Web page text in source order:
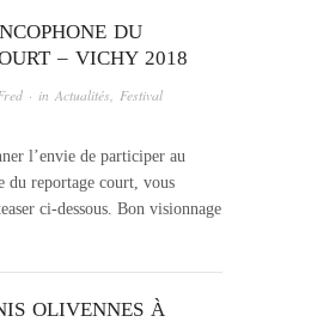
DU
– VICHY 2018
· in Actualités, Festival
l’envie de participer au
du reportage court, vous
ci-dessous. Bon visionnage
OLIVENNES À